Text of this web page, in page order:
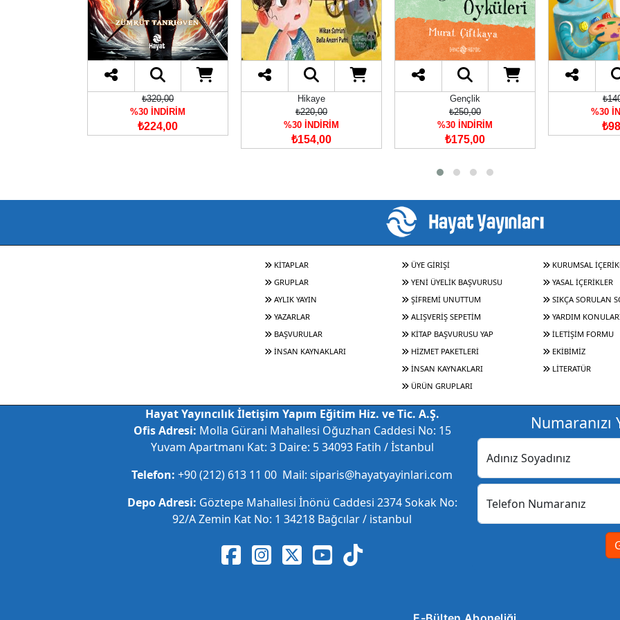
₺320,00
%30 İNDİRİM
₺224,00
Hikaye
₺220,00
%30 İNDİRİM
₺154,00
Gençlik
₺250,00
%30 İNDİRİM
₺175,00
%30
KİTAPLAR
GRUPLAR
AYLIK YAYIN
YAZARLAR
BAŞVURULAR
İNSAN KAYNAKLARI
ÜYE GİRİŞİ
YENİ ÜYELİK BAŞVURUSU
ŞİFREMİ UNUTTUM
ALIŞVERİŞ SEPETİM
KİTAP BAŞVURUSU YAP
HİZMET PAKETLERİ
İNSAN KAYNAKLARI
ÜRÜN GRUPLARI
KURUMSAL
YASAL İÇERİKLER
SIKÇA SORULAN
YARDIM
İLETİŞİM FORMU
EKİBİMİZ
LİTERATÜR
Hayat Yayıncılık İletişim Yapım Eğitim Hiz. ve Tic. A.Ş.
Ofis Adresi: Molla Gürani Mahallesi Oğuzhan Caddesi No: 15
Yuvam Apartmanı Kat: 3 Daire: 5 34093 Fatih / İstanbul
Telefon: +90 (212) 613 11 00 Mail: siparis@hayatyayinlari.com
Depo Adresi: Göztepe Mahallesi İnönü Caddesi 2374 Sokak No:
92/A Zemin Kat No: 1 34218 Bağcılar / istanbul
Numaranızı
Adınız Soyadınız
Telefon Numaranız